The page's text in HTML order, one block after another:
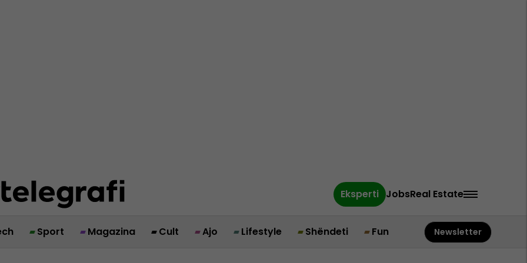
Eksperti JobsReal Estate
Sport Magazina Cult Ajo Lifestyle Shëndeti Fun Newsletter